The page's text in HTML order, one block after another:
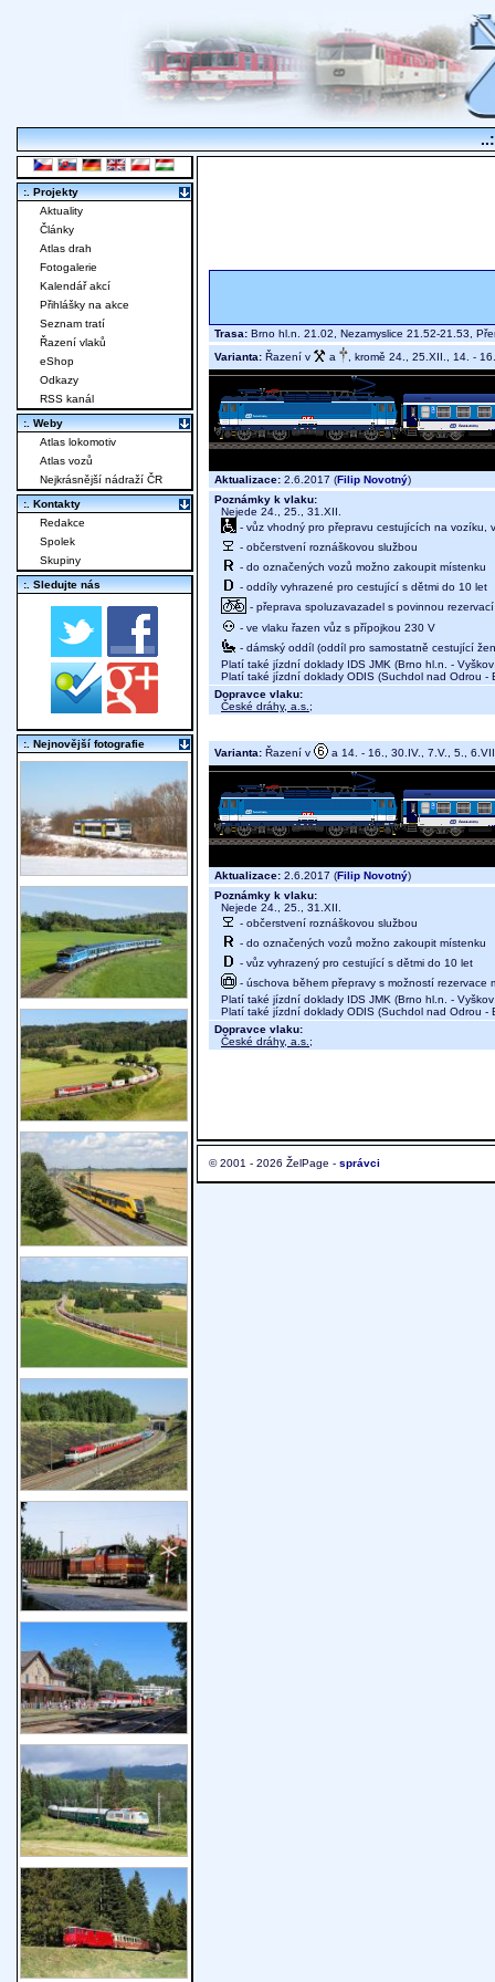
Trasa: Brno hl.n. 21.02, Nezamyslice 21.52-21.53,
Varianta: Řazení v a , kromě 24., 25.XII., 14. -
Aktualizace: 2.6.2017 (Filip Novotný)
Poznámky k vlaku:
Nejede 24., 25., 31.XII.
- vůz vhodný pro přepravu cestujících na vozíku,
- občerstvení roznáškovou službou
- do označených vozů možno zakoupit místenku
- oddíly vyhrazené pro cestující s dětmi do 10 let
- přeprava spoluzavazadel s povinnou
- ve vlaku řazen vůz s přípojkou 230 V
- dámský oddíl (oddíl pro samostatně cestující
Platí také jízdní doklady IDS JMK (Brno hl.n. -
Platí také jízdní doklady ODIS (Suchdol nad Odrou -
Dopravce vlaku:
České dráhy, a.s. ;
Varianta: Řazení v a 14. - 16., 30.IV., 7.V., 5.,
Aktualizace: 2.6.2017 (Filip Novotný)
Poznámky k vlaku:
Nejede 24., 25., 31.XII.
- občerstvení roznáškovou službou
- do označených vozů možno zakoupit místenku
- vůz vyhrazený pro cestující s dětmi do 10 let
- úschova během přepravy s možností rezervace
Platí také jízdní doklady IDS JMK (Brno hl.n. -
Platí také jízdní doklady ODIS (Suchdol nad Odrou -
Dopravce vlaku:
České dráhy, a.s. ;
© 2001 - 2026 ŽelPage - správci
:. Projekty
Aktuality
Články
Atlas drah
Fotogalerie
Kalendář akcí
Přihlášky na akce
Seznam tratí
Řazení vlaků
eShop
Odkazy
RSS kanál
:. Weby
Atlas lokomotiv
Atlas vozů
Nejkrásnější nádraží ČR
:. Kontakty
Redakce
Spolek
Skupiny
:. Sledujte nás
:. Nejnovější fotografie